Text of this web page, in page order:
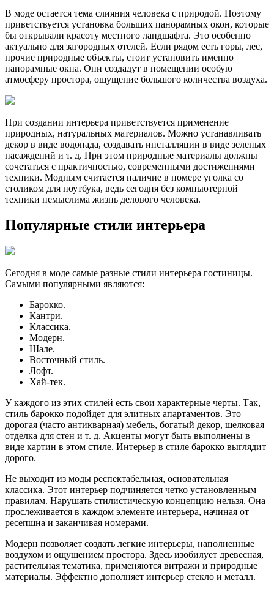
В моде остается тема слияния человека с природой. Поэтому
приветствуется установка больших панорамных окон, которые
бы открывали красоту местного ландшафта. Это особенно
актуально для загородных отелей. Если рядом есть горы, лес,
прочие природные объекты, стоит установить именно
панорамные окна. Они создадут в помещении особую
атмосферу простора, ощущение большого количества воздуха.
При создании интерьера приветствуется применение
природных, натуральных материалов. Можно устанавливать
декор в виде водопада, создавать инсталляции в виде зеленых
насаждений и т. д. При этом природные материалы должны
сочетаться с практичностью, современными достижениями
техники. Модным считается наличие в номере уголка со
столиком для ноутбука, ведь сегодня без компьютерной
техники немыслима жизнь делового человека.
Популярные стили интерьера
Сегодня в моде самые разные стили интерьера гостиницы.
Самыми популярными являются:
Барокко.
Кантри.
Классика.
Модерн.
Шале.
Восточный стиль.
Лофт.
Хай-тек.
У каждого из этих стилей есть свои характерные черты. Так,
стиль барокко подойдет для элитных апартаментов. Это
дорогая (часто антикварная) мебель, богатый декор, шелковая
отделка для стен и т. д. Акценты могут быть выполнены в
виде картин в этом стиле. Интерьер в стиле барокко выглядит
дорого.
Не выходит из моды респектабельная, основательная
классика. Этот интерьер подчиняется четко установленным
правилам. Нарушать стилистическую концепцию нельзя. Она
прослеживается в каждом элементе интерьера, начиная от
ресепшна и заканчивая номерами.
Модерн позволяет создать легкие интерьеры, наполненные
воздухом и ощущением простора. Здесь изобилует древесная,
растительная тематика, применяются витражи и природные
материалы. Эффектно дополняет интерьер стекло и металл.